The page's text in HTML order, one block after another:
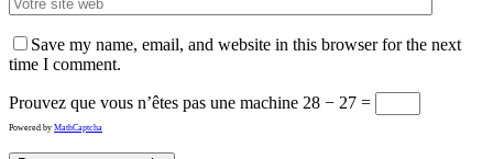
Save my name, email, and website in this browser for the next
time I comment.
Prouvez que vous n’êtes pas une machine 28 − 27 =
Powered by MathCaptcha